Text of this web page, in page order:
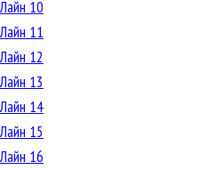
Лайн 10
Лайн 11
Лайн 12
Лайн 13
Лайн 14
Лайн 15
Лайн 16